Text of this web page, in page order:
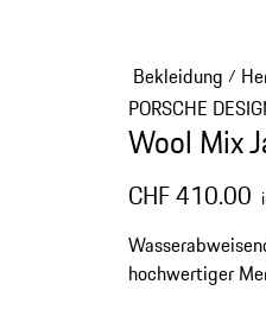
Bekleidung /
PORSCHE
Wool Mix
CHF 410.00
hochwertiger